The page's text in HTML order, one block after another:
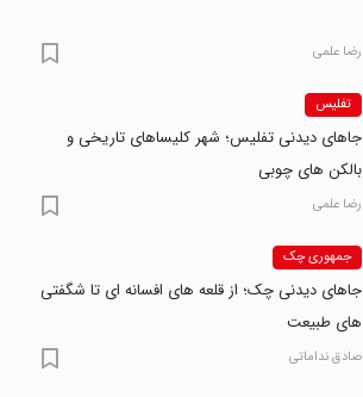
رضا علمی
تفلیس
جاهای دیدنی تفلیس؛ شهر کلیساهای تاریخی و
بالکن های چوبی
رضا علمی
جمهوری چک
جاهای دیدنی چک؛ از قلعه های افسانه ای تا شگفتی
های طبیعت
صادق نداماتی